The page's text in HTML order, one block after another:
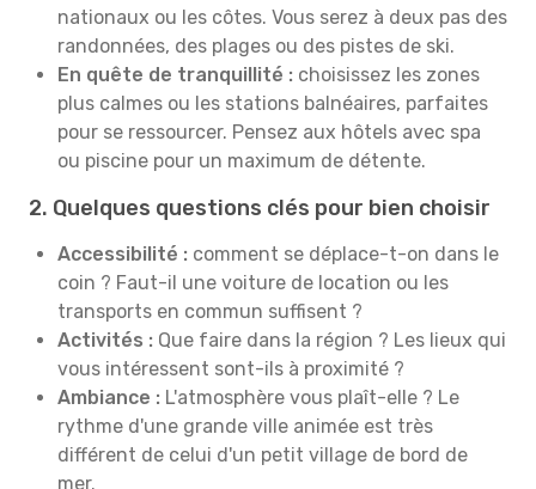
nationaux ou les côtes. Vous serez à deux pas des
randonnées, des plages ou des pistes de ski.
En quête de tranquillité : choisissez les zones
plus calmes ou les stations balnéaires, parfaites
pour se ressourcer. Pensez aux hôtels avec spa
ou piscine pour un maximum de détente.
2. Quelques questions clés pour bien choisir
Accessibilité : comment se déplace-t-on dans le
coin ? Faut-il une voiture de location ou les
transports en commun suffisent ?
Activités : Que faire dans la région ? Les lieux qui
vous intéressent sont-ils à proximité ?
Ambiance : L'atmosphère vous plaît-elle ? Le
rythme d'une grande ville animée est très
différent de celui d'un petit village de bord de
mer.